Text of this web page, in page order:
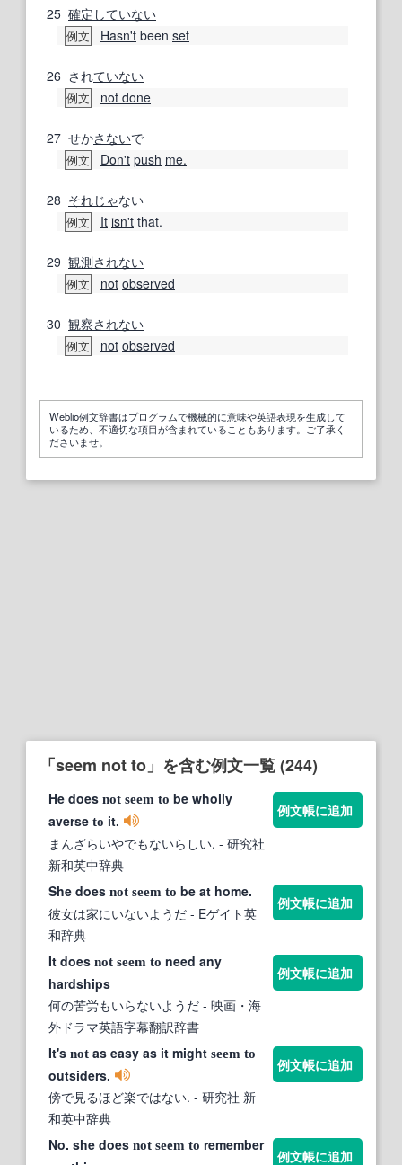
25 確定 していない
例文 Hasn't been set
26 されていない
例文 not done
27 せかさないで
例文 Don't push me.
28 それじゃない
例文 It isn't that.
29 観測されない
例文 not observed
30 観察されない
例文 not observed
Weblio例文辞書はプログラムで機械的に意味や英語表現を生成して
いるため、不適切な項目が含まれていることもあります。ご了承く
ださいませ。
「seem not to」を含む例文一覧 (244)
He does not seem to be wholly
averse to it.
まんざらいやでもないらしい. - 研究社
新和英中辞典
例文帳に追加
She does not seem to be at home.
彼女は家にいないようだ - Eゲイト英
和辞典
例文帳に追加
It does not seem to need any
hardships
何の苦労もいらないようだ - 映画・海
外ドラマ英語字幕翻訳辞書
例文帳に追加
It's not as easy as it might seem to
outsiders.
傍で見るほど楽ではない. - 研究社 新
和英中辞典
例文帳に追加
No. she does not seem to remember
例文帳に追加